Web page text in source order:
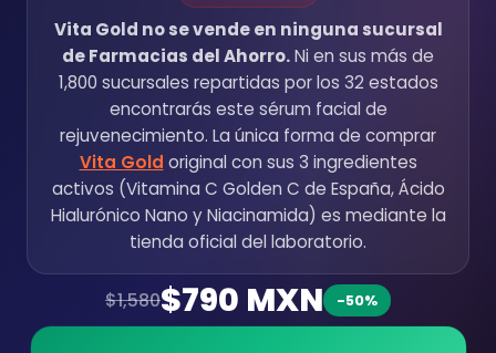
Vita Gold no se vende en ninguna sucursal
de Farmacias del Ahorro.Ni en sus más de
1,800 sucursales repartidas por los 32 estados
encontrarás este sérum facial de
rejuvenecimiento. La única forma de comprar
Vita Gold original con sus 3 ingredientes
activos (Vitamina C Golden C de España, Ácido
Hialurónico Nano y Niacinamida) es mediante la
tienda oficial del laboratorio.
$1,580$790 MXN -50%